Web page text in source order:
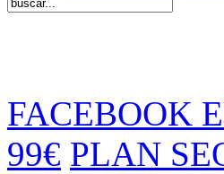
FACEBOOK
99€ PLAN